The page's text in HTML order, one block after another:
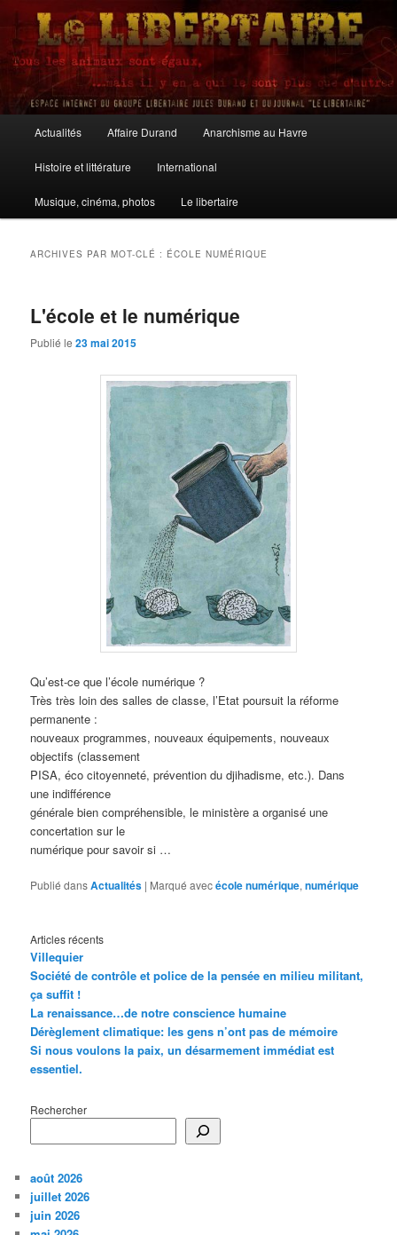
Aller
contenu
principal
Aller
contenu
secondaire
Le Libertaire
principal
Actualités Affaire Durand Anarchisme au Havre
Histoire et littérature International
Musique, cinéma, photos Le libertaire
ARCHIVES PAR MOT-CLÉ : ÉCOLE NUMÉRIQUE
L'école et le numérique
Publié le23 mai 2015
Qu’est-ce que l’école numérique ?
Très très loin des salles de classe, l’Etat poursuit la réforme
permanente :
nouveaux programmes, nouveaux équipements, nouveaux
objectifs (classement
PISA, éco citoyenneté, prévention du djihadisme, etc.). Dans
une indifférence
générale bien compréhensible, le ministère a organisé une
concertation sur le
numérique pour savoir si …
Publié dansActualités | Marqué avecécole numérique,numérique
Articles récents
Villequier
Société de contrôle et police de la pensée en milieu militant,
ça suffit !
La renaissance…de notre conscience humaine
Dérèglement climatique: les gens n’ont pas de mémoire
Si nous voulons la paix, un désarmement immédiat est
essentiel.
Rechercher
août 2026
juillet 2026
juin 2026